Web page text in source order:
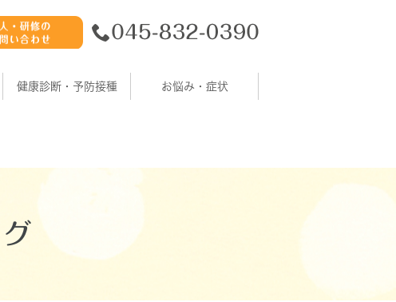
健康診断・予防接種 お悩み・症状